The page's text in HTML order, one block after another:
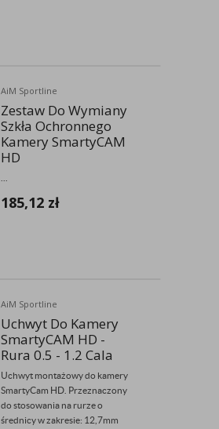
AiM Sportline
Zestaw Do Wymiany
Szkła Ochronnego
Kamery SmartyCAM
HD
185,12 zł
AiM Sportline
Uchwyt Do Kamery
SmartyCAM HD -
Rura 0.5 - 1.2 Cala
Uchwyt montażowy do kamery
SmartyCam HD. Przeznaczony
do stosowania na rurze o
średnicy w zakresie: 12,7mm